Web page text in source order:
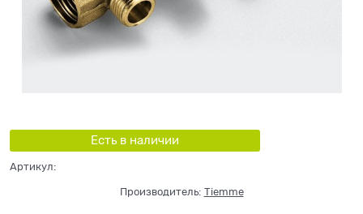
Есть в наличии
Артикул:
Производитель: Tiemme